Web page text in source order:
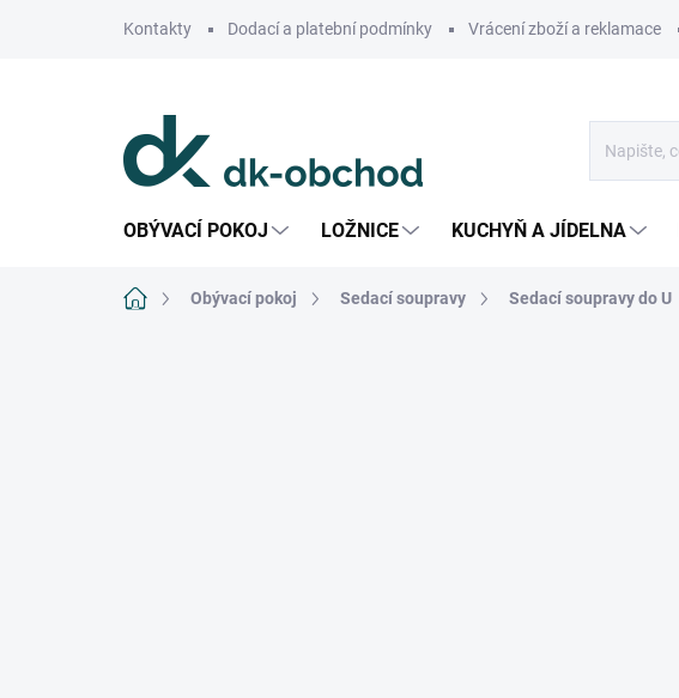
Kontakty Dodací a platební podmínky Vrácení zboží a reklamace
OBÝVACÍ POKOJ LOŽNICE KUCHYŇ A JÍDELNA
Domů Obývací pokoj Sedací soupravy Sedací soupravy do U